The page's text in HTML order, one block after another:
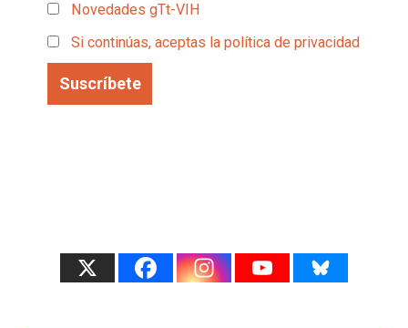
Novedades gTt-VIH
Si continúas, aceptas la política de privacidad